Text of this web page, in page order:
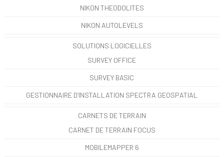
NIKON THEODOLITES
NIKON AUTOLEVELS
SOLUTIONS LOGICIELLES
SURVEY OFFICE
SURVEY BASIC
GESTIONNAIRE D’INSTALLATION SPECTRA GEOSPATIAL
CARNETS DE TERRAIN
CARNET DE TERRAIN FOCUS
MOBILEMAPPER 6